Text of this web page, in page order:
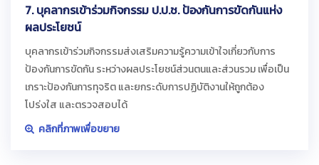
7. บุคลากรเข้าร่วมกิจกรรม ป.ป.ช. ป้องกันการขัดกันแห่ง
ผลประโยชน์
บุคลากรเข้าร่วมกิจกรรมส่งเสริมความรู้ความเข้าใจเกี่ยวกับการ
ป้องกันการขัดกัน ระหว่างผลประโยชน์ส่วนตนและส่วนรวม เพื่อเป็น
เกราะป้องกันการทุจริต และยกระดับการปฏิบัติงานให้ถูกต้อง
โปร่งใส และตรวจสอบได้
คลิกที่ภาพเพื่อขยาย